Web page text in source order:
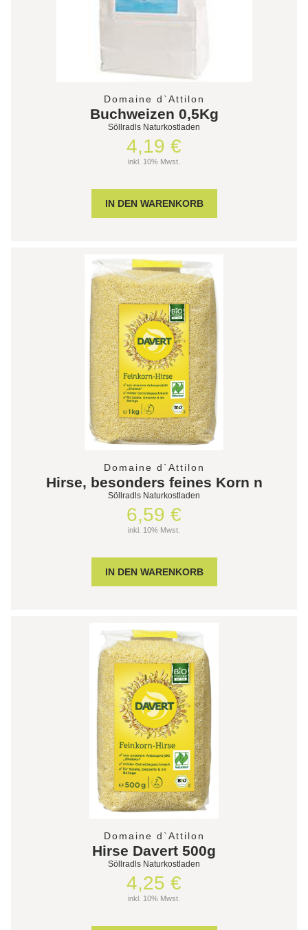
Domaine d`Attilon
Buchweizen 0,5Kg
Söllradls Naturkostladen
4,19 €
inkl. 10% Mwst.
Domaine d`Attilon
Hirse, besonders feines Korn n
Söllradls Naturkostladen
6,59 €
inkl. 10% Mwst.
Domaine d`Attilon
Hirse Davert 500g
Söllradls Naturkostladen
4,25 €
inkl. 10% Mwst.